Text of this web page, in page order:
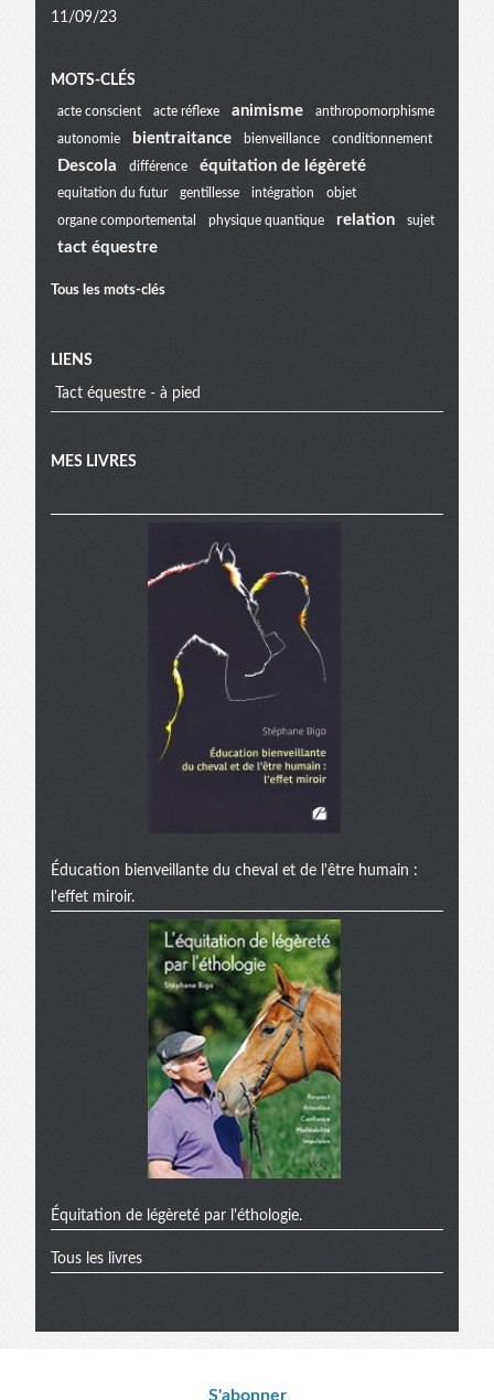
11/09/23
Menu
extra
MOTS-CLÉS
acte conscient acte réflexe animisme anthropomorphisme
autonomie bientraitance bienveillance conditionnement
Descola différence équitation de légèreté
equitation du futur gentillesse intégration objet
organe comportemental physique quantique relation sujet
tact équestre
Tous les mots-clés
LIENS
Tact équestre - à pied
MES LIVRES
Éducation bienveillante du cheval et de l'être humain :
l'effet miroir.
Équitation de légèreté par l'éthologie.
Tous les livres
S'abonner